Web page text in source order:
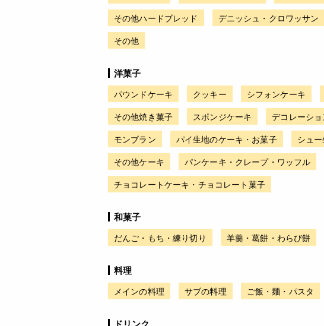
その他ハードブレッド
デニッシュ・クロワッサン
その他
洋菓子
パウンドケーキ クッキー シフォンケーキ
その他焼き菓子
スポンジケーキ デコレーシ
モンブラン
パイ生地のケーキ・お菓子 シュ
その他ケーキ
パンケーキ・クレープ・ワッフル
チョコレートケーキ・チョコレート菓子
和菓子
だんご・もち・練り切り 羊羹・葛餅・わらび餅
料理
メインの料理 サブの料理 ご飯・麺・パスタ